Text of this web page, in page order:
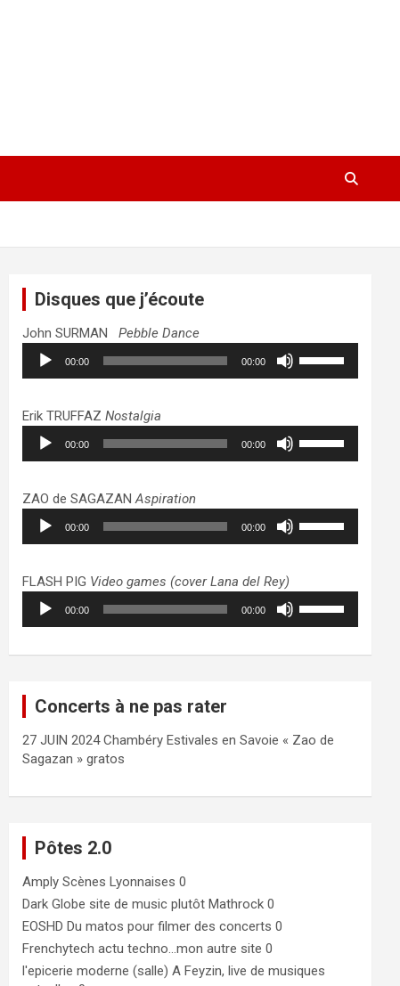
Disques que j’écoute
John SURMANPebble Dance
Lecteur
audio
00:00 00:00
pour
augmenter
ou
volume.
Erik TRUFFAZNostalgia
Lecteur
audio
00:00 00:00
pour
augmenter
ou
volume.
ZAO de SAGAZANAspiration
Lecteur
audio
00:00 00:00
pour
augmenter
ou
FLASH PIG Video games (cover Lana del Rey)
Lecteur
audio
00:00 00:00
haut/bas
le
Concerts à ne pas rater
27 JUIN 2024 Chambéry Estivales en Savoie « Zao de
Sagazan » gratos
Pôtes 2.0
Amply Scènes Lyonnaises 0
Dark Globe site de music plutôt Mathrock 0
EOSHD Du matos pour filmer des concerts 0
Frenchytech actu techno…mon autre site 0
l'epicerie moderne (salle) A Feyzin, live de musiques